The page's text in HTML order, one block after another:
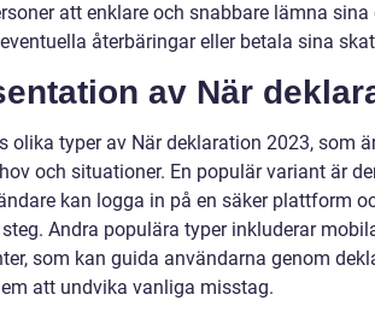
att enklare och snabbare lämna
återbäringar eller betala sina
av När
olika typer av När deklaration 2023, som
och situationer. En populär variant är
kan logga in på en säker plattform
Andra populära typer inkluderar
som kan guida användarna genom
att undvika vanliga misstag.